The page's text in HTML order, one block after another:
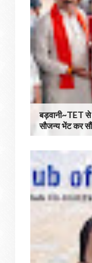
बड़वानी~TET से
सौजन्य भेंट कर